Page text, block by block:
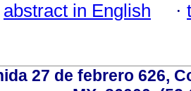
abstract in English ·
27 de febrero 626,